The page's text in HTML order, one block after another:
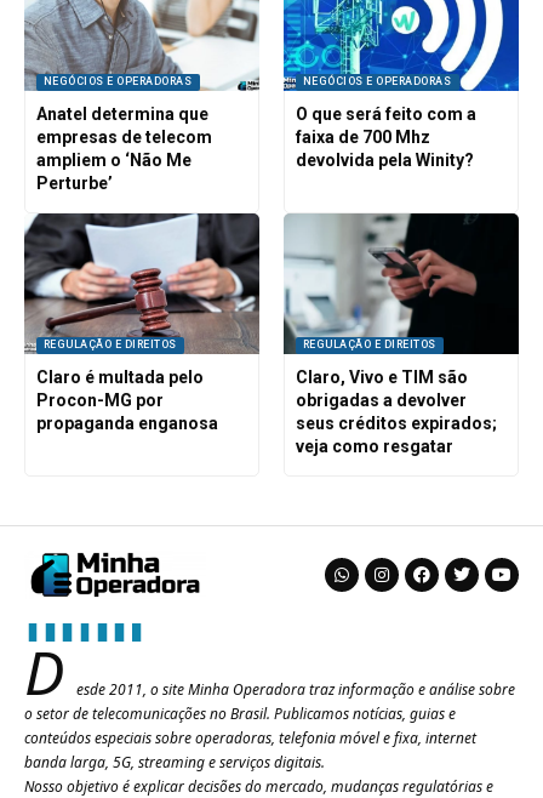
NEGÓCIOS E OPERADORAS
Anatel determina que
empresas de telecom
ampliem o ‘Não Me
Perturbe’
NEGÓCIOS E OPERADORAS
O que será feito com a
faixa de 700 Mhz
devolvida pela Winity?
REGULAÇÃO E DIREITOS
Claro é multada pelo
Procon-MG por
propaganda enganosa
REGULAÇÃO E DIREITOS
Claro, Vivo e TIM são
obrigadas a devolver
seus créditos expirados;
veja como resgatar
D
esde 2011, o site Minha Operadora traz informação e análise sobre
o setor de telecomunicações no Brasil. Publicamos notícias, guias e
conteúdos especiais sobre operadoras, telefonia móvel e fixa, internet
banda larga, 5G, streaming e serviços digitais.
Nosso objetivo é explicar decisões do mercado, mudanças regulatórias e